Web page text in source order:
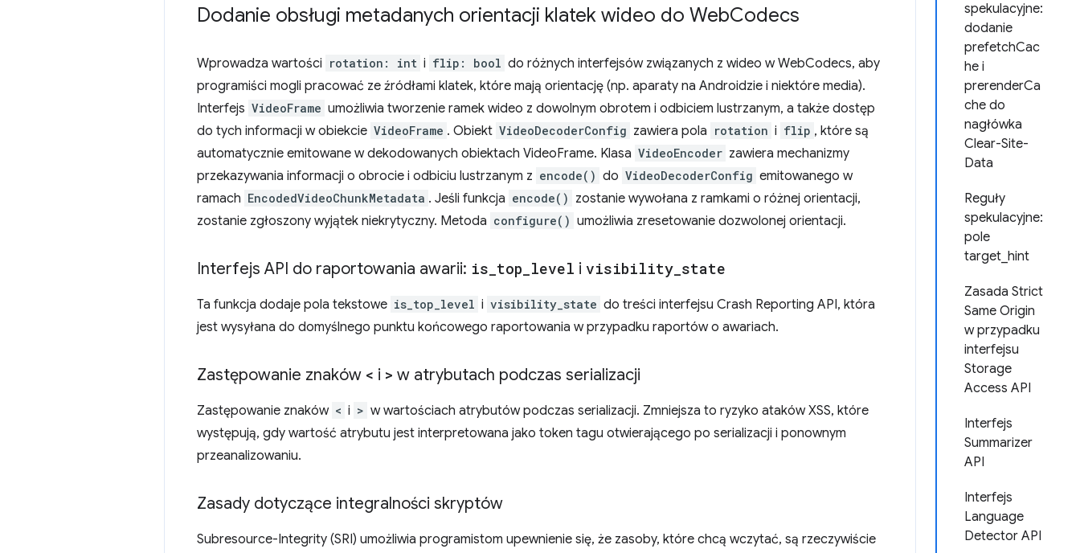
spekulacyjne:
dodanie
prefetchCac
he i
prerenderCa
che do
nagłówka
Clear-Site-
Data
Reguły
spekulacyjne:
pole
target_hint
Zasada Strict
Same Origin
w przypadku
interfejsu
Storage
Access API
Interfejs
Summarizer
API
Interfejs
Language
Detector API
Dodanie obsługi metadanych orientacji klatek wideo do WebCodecs
Wprowadza wartości rotation: int i flip: bool do różnych interfejsów związanych z wideo w WebCodecs, aby
programiści mogli pracować ze źródłami klatek, które mają orientację (np. aparaty na Androidzie i niektóre media).
Interfejs VideoFrame umożliwia tworzenie ramek wideo z dowolnym obrotem i odbiciem lustrzanym, a także dostęp
do tych informacji w obiekcie VideoFrame . Obiekt VideoDecoderConfig zawiera pola rotation i flip , które są
automatycznie emitowane w dekodowanych obiektach VideoFrame. Klasa VideoEncoder zawiera mechanizmy
przekazywania informacji o obrocie i odbiciu lustrzanym z encode() do VideoDecoderConfig emitowanego w
ramach EncodedVideoChunkMetadata . Jeśli funkcja encode() zostanie wywołana z ramkami o różnej orientacji,
zostanie zgłoszony wyjątek niekrytyczny. Metoda configure() umożliwia zresetowanie dozwolonej orientacji.
Interfejs API do raportowania awarii: is top level i visibility state
Ta funkcja dodaje pola tekstowe is_top_level i visibility_state do treści interfejsu Crash Reporting API, która
jest wysyłana do domyślnego punktu końcowego raportowania w przypadku raportów o awariach.
Zastępowanie znaków < i > w atrybutach podczas serializacji
Zastępowanie znaków < i > w wartościach atrybutów podczas serializacji. Zmniejsza to ryzyko ataków XSS, które
występują, gdy wartość atrybutu jest interpretowana jako token tagu otwierającego po serializacji i ponownym
przeanalizowaniu.
Zasady dotyczące integralności skryptów
Subresource-Integrity (SRI) umożliwia programistom upewnienie się, że zasoby, które chcą wczytać, są rzeczywiście